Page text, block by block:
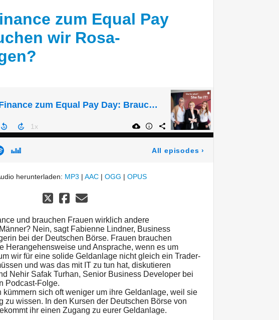
zum Equal Pay
wir Rosa-
Female Finance zum Equal Pay Day: Brauchen wir Rosa-Geldanlagen?
All episodes ›
herunterladen: MP3 | AAC | OGG | OPUS
und brauchen Frauen wirklich andere
Nein, sagt Fabienne Lindner, Business
bei der Deutschen Börse. Frauen brauchen
Herangehensweise und Ansprache, wenn es um
wir für eine solide Geldanlage nicht gleich ein Trader-
und was das mit IT zu tun hat, diskutieren
Nehir Safak Turhan, Senior Business Developer bei
Podcast-Folge.
kümmern sich oft weniger um ihre Geldanlage, weil sie
zu wissen. In den Kursen der Deutschen Börse von
ihr einen Zugang zu eurer Geldanlage.